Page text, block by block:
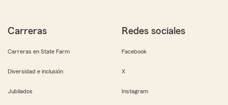
Carreras
Carreras en State Farm
Diversidad e inclusión
Jubilados
Redes sociales
Facebook
X
Instagram